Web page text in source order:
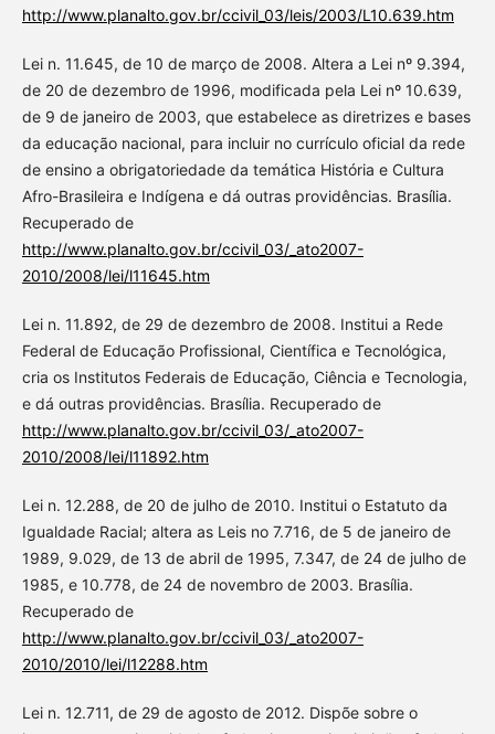
http://www.planalto.gov.br/ccivil_03/leis/2003/L10.639.htm
Lei n. 11.645, de 10 de março de 2008. Altera a Lei nº 9.394,
de 20 de dezembro de 1996, modificada pela Lei nº 10.639,
de 9 de janeiro de 2003, que estabelece as diretrizes e bases
da educação nacional, para incluir no currículo oficial da rede
de ensino a obrigatoriedade da temática História e Cultura
Afro-Brasileira e Indígena e dá outras providências. Brasília.
Recuperado de
http://www.planalto.gov.br/ccivil_03/_ato2007-
2010/2008/lei/l11645.htm
Lei n. 11.892, de 29 de dezembro de 2008. Institui a Rede
Federal de Educação Profissional, Científica e Tecnológica,
cria os Institutos Federais de Educação, Ciência e Tecnologia,
e dá outras providências. Brasília. Recuperado de
http://www.planalto.gov.br/ccivil_03/_ato2007-
2010/2008/lei/l11892.htm
Lei n. 12.288, de 20 de julho de 2010. Institui o Estatuto da
Igualdade Racial; altera as Leis no 7.716, de 5 de janeiro de
1989, 9.029, de 13 de abril de 1995, 7.347, de 24 de julho de
1985, e 10.778, de 24 de novembro de 2003. Brasília.
Recuperado de
http://www.planalto.gov.br/ccivil_03/_ato2007-
2010/2010/lei/l12288.htm
Lei n. 12.711, de 29 de agosto de 2012. Dispõe sobre o